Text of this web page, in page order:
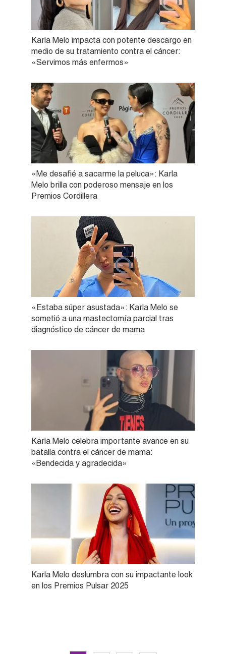
Karla Melo impacta con potente descargo en
medio de su tratamiento contra el cáncer:
«Servimos más enfermos»
«Me desafié a sacarme la peluca»: Karla
Melo brilla con poderoso mensaje en los
Premios Cordillera
«Estaba súper asustada»: Karla Melo se
sometió a una mastectomía parcial tras
diagnóstico de cáncer de mama
Karla Melo celebra importante avance en su
batalla contra el cáncer de mama:
«Bendecida y agradecida»
Karla Melo deslumbra con su impactante look
en los Premios Pulsar 2025